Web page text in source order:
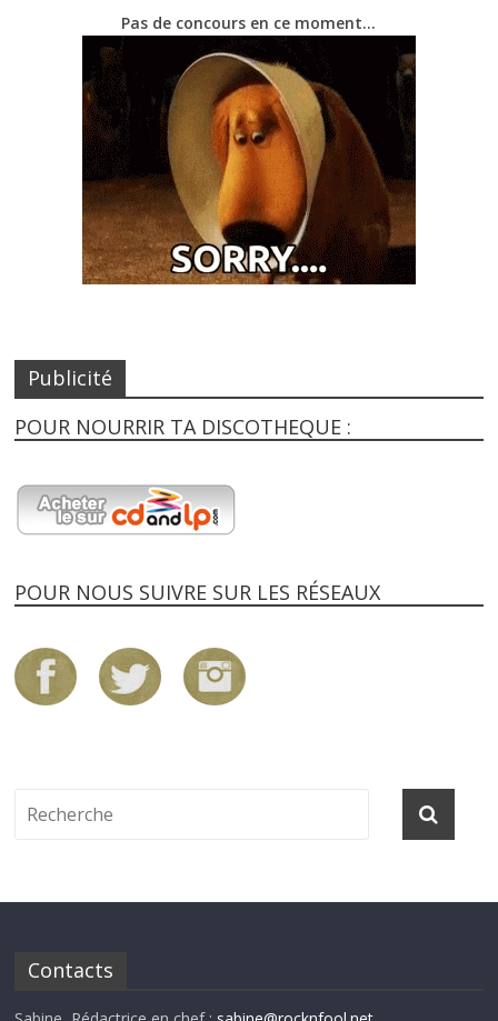
Pas de concours en ce moment…
Publicité
POUR NOURRIR TA DISCOTHEQUE :
POUR NOUS SUIVRE SUR LES RÉSEAUX
Contacts